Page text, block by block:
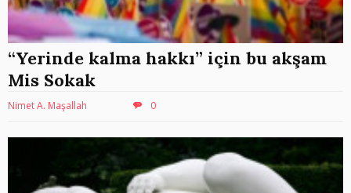
“Yerinde kalma hakkı” için bu akşam
Mis Sokak
Nimet A. Maşallah 0